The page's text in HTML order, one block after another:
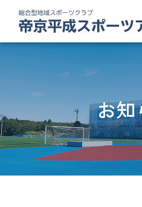
お知らせ
プログラム
お知